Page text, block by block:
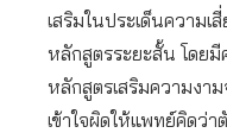
เสริมในประเด็นความเ
หลักสูตรระยะสั้น โดย
หลักสูตรเสริมความงา
เข้าใจผิดให้แพทย์คิดว่